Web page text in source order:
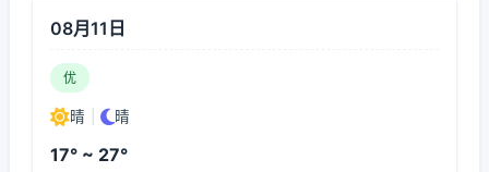
08月11日
优
晴 晴
17° ~ 27°